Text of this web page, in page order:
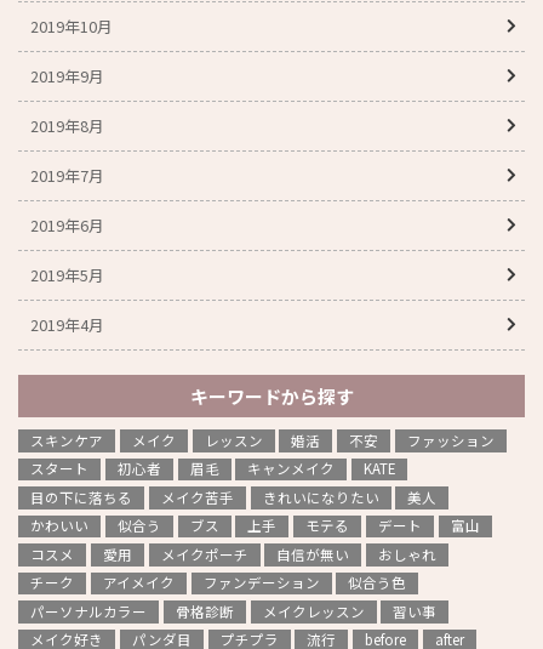
2019年10月
2019年9月
2019年8月
2019年7月
2019年6月
2019年5月
2019年4月
キーワードから探す
スキンケア メイク レッスン 婚活 不安
ファッション
スタート
初心者 眉毛 キャンメイク
KATE
目の下に落ちる
メイク苦手 きれいになりたい
美人
かわいい
似合う ブス 上手 モテる デート
富山
コスメ
愛用 メイクポーチ 自信が無い
おしゃれ
チーク
アイメイク ファンデーション
似合う色
パーソナルカラー
骨格診断 メイクレッスン
習い事
メイク好き
パンダ目 プチプラ 流行 before
after